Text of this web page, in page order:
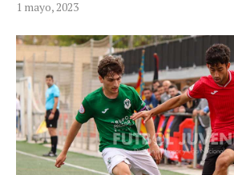
1 mayo, 2023